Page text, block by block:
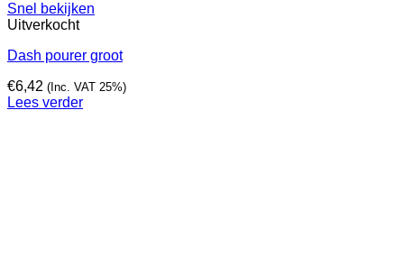
Snel bekijken
Uitverkocht
Dash pourer groot
€6,42 (Inc. VAT 25%)
Lees verder